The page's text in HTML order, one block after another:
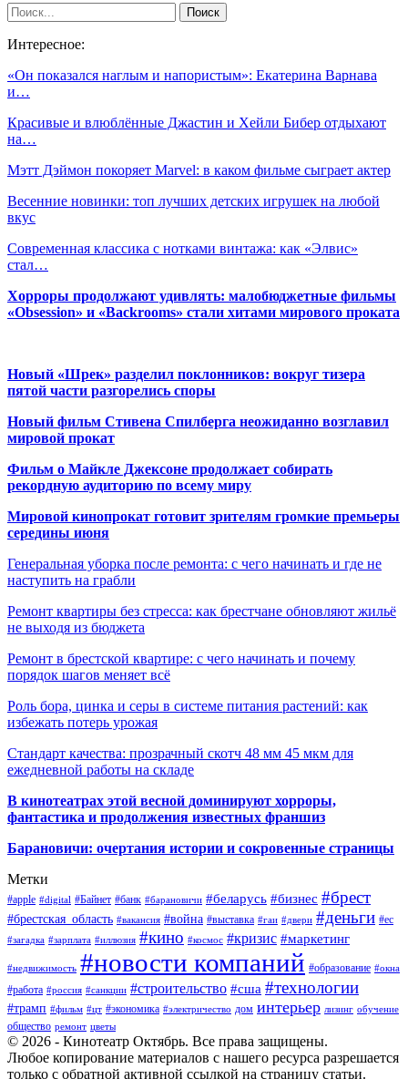
Интересное:
«Он показался наглым и напористым»: Екатерина Варнава
и…
Красивые и влюблённые Джастин и Хейли Бибер отдыхают
на…
Мэтт Дэймон покоряет Marvel: в каком фильме сыграет актер
Весенние новинки: топ лучших детских игрушек на любой
вкус
Современная классика с нотками винтажа: как «Элвис»
стал…
Хорроры продолжают удивлять: малобюджетные фильмы
«Obsession» и «Backrooms» стали хитами мирового проката
Новый «Шрек» разделил поклонников: вокруг тизера
пятой части разгорелись споры
Новый фильм Стивена Спилберга неожиданно возглавил
мировой прокат
Фильм о Майкле Джексоне продолжает собирать
рекордную аудиторию по всему миру
Мировой кинопрокат готовит зрителям громкие премьеры
середины июня
Генеральная уборка после ремонта: с чего начинать и где не
наступить на грабли
Ремонт квартиры без стресса: как брестчане обновляют жильё
не выходя из бюджета
Ремонт в брестской квартире: с чего начинать и почему
порядок шагов меняет всё
Роль бора, цинка и серы в системе питания растений: как
избежать потерь урожая
Стандарт качества: прозрачный скотч 48 мм 45 мкм для
ежедневной работы на складе
В кинотеатрах этой весной доминируют хорроры,
фантастика и продолжения известных франшиз
Барановичи: очертания истории и сокровенные страницы
Метки
#apple #digital #Байнет #банк #барановичи #беларусь #бизнес #брест
#брестская_область #вакансия #война #выставка #гаи #двери #деньги #ес
#загадка #зарплата #иллюзия #кино #космос #кризис #маркетинг
#недвижимость #новости компаний #образование #окна
#работа #россия #санкции #строительство #сша #технологии
#трамп #фильм #цт #экономика #электричество дом интерьер лизинг обучение
общество ремонт цветы
© 2026 - Кинотеатр Октябрь. Все права защищены.
Любое копирование материалов с нашего ресурса разрешается
только с обратной активной ссылкой на страницу статьи.